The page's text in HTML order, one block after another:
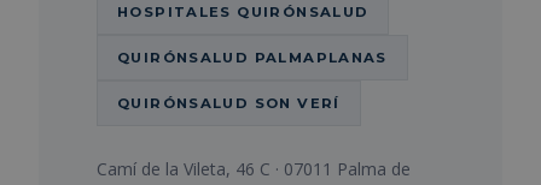
HOSPITALES QUIRÓNSALUD
QUIRÓNSALUD PALMAPLANAS
QUIRÓNSALUD SON VERÍ
Camí de la Vileta, 46 C · 07011 Palma de